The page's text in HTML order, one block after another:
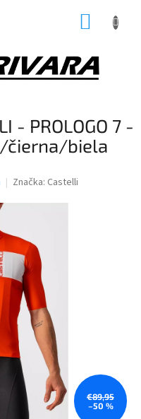
- PROLOGO 7 -
čierna/biela
Značka: Castelli
€89,95
–50 %